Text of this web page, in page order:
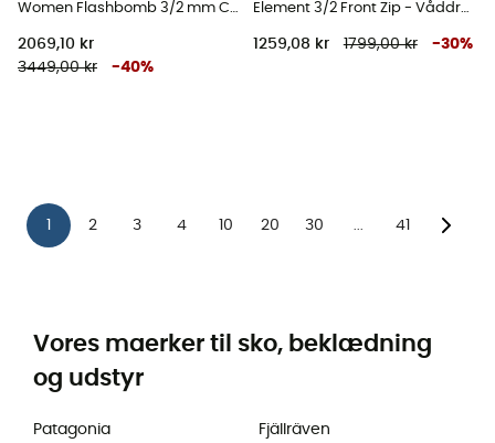
Women Flashbomb 3/2 mm Chest Zip Wetsuit - Våddragter til surf - Damer
2069,10 kr
3449,00 kr
-40%
Element 3/2 Front Zip - Våddragter til surf - Herrer
1259,08 kr 1799,00 kr -30%
2 3 4 10 20 30 41
Vores maerker til sko, beklædning
og udstyr
Patagonia
Fjällräven